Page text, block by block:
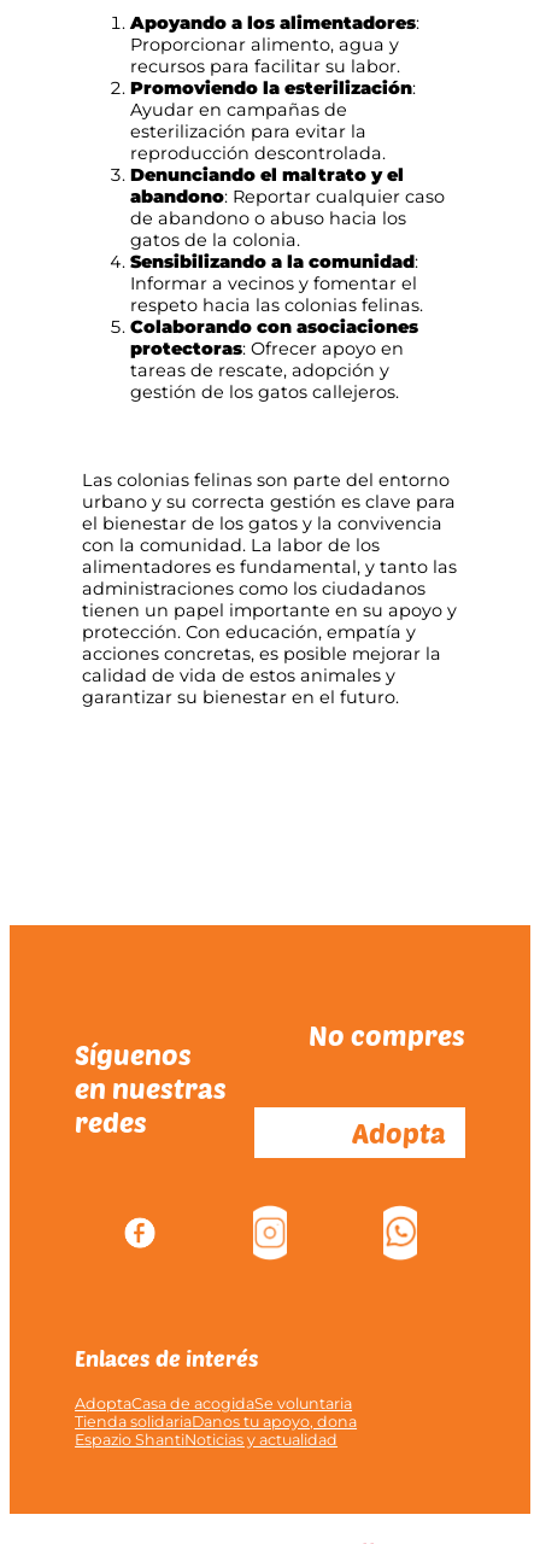
Apoyando a los alimentadores:
Proporcionar alimento, agua y
recursos para facilitar su labor.
Promoviendo la esterilización:
Ayudar en campañas de
esterilización para evitar la
reproducción descontrolada.
Denunciando el maltrato y el
abandono: Reportar cualquier caso
de abandono o abuso hacia los
gatos de la colonia.
Sensibilizando a la comunidad:
Informar a vecinos y fomentar el
respeto hacia las colonias felinas.
Colaborando con asociaciones
protectoras: Ofrecer apoyo en
tareas de rescate, adopción y
gestión de los gatos callejeros.
Las colonias felinas son parte del entorno
urbano y su correcta gestión es clave para
el bienestar de los gatos y la convivencia
con la comunidad. La labor de los
alimentadores es fundamental, y tanto las
administraciones como los ciudadanos
tienen un papel importante en su apoyo y
protección. Con educación, empatía y
acciones concretas, es posible mejorar la
calidad de vida de estos animales y
garantizar su bienestar en el futuro.
Síguenos
en nuestras
redes
No compres
Adopta
Enlaces de interés
AdoptaCasa de acogidaSe voluntaria
Tienda solidariaDanos tu apoyo, dona
Espazio ShantiNoticias y actualidad